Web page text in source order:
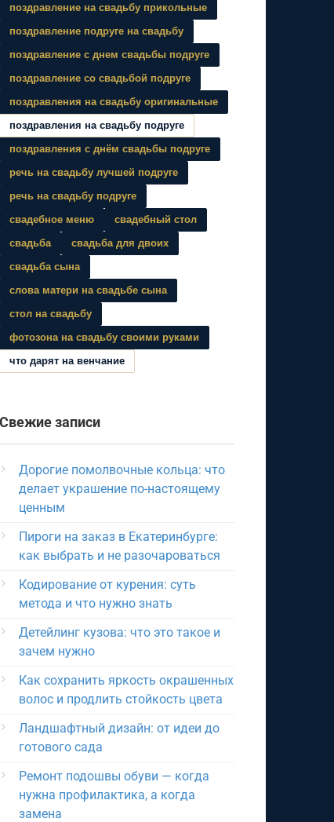
поздравление на свадьбу прикольные
поздравление подруге на свадьбу
поздравление с днем свадьбы подруге
поздравление со свадьбой подруге
поздравления на свадьбу оригинальные
поздравления на свадьбу подруге
поздравления с днём свадьбы подруге
речь на свадьбу лучшей подруге
речь на свадьбу подруге
свадебное меню
свадебный стол
свадьба
свадьба для двоих
свадьба сына
слова матери на свадьбе сына
стол на свадьбу
фотозона на свадьбу своими руками
что дарят на венчание
Свежие записи
Дорогие помолвочные кольца: что
делает украшение по-настоящему
ценным
Пироги на заказ в Екатеринбурге:
как выбрать и не разочароваться
Кодирование от курения: суть
метода и что нужно знать
Детейлинг кузова: что это такое и
зачем нужно
Как сохранить яркость окрашенных
волос и продлить стойкость цвета
Ландшафтный дизайн: от идеи до
готового сада
Ремонт подошвы обуви — когда
нужна профилактика, а когда
замена